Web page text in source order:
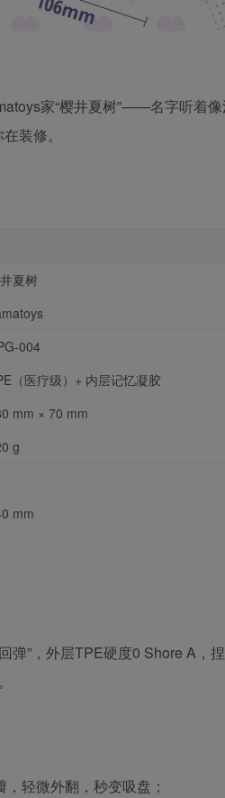
家“樱井夏树”——名字听着
装修。
夏树
004
（医疗级）+ 内层记忆凝胶
mm × 70 mm
g
mm
”，外层TPE硬度0 Shore A，
轻微外翻，秒变吸盘；